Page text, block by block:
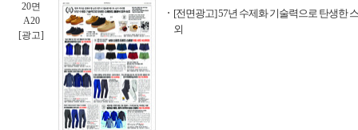
20면
A20
[광고]
[전면광고] 57년 수제화 기술력으로 탄생한
외